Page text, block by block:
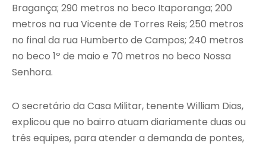
Bragança; 290 metros no beco Itaporanga; 200
metros na rua Vicente de Torres Reis; 250 metros
no final da rua Humberto de Campos; 240 metros
no beco 1º de maio e 70 metros no beco Nossa
Senhora.
O secretário da Casa Militar, tenente William Dias,
explicou que no bairro atuam diariamente duas ou
três equipes, para atender a demanda de pontes,